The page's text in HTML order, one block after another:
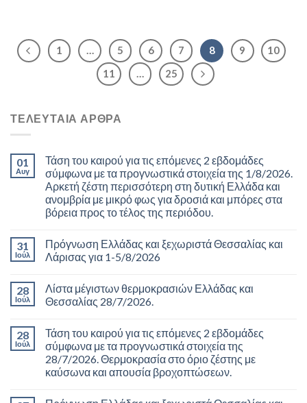
1 … 5 6 7 8 9
10
11
… 25
ΤΕΛΕΥΤΑΊΑ ΆΡΘΡΑ
01
Αυγ
Τάση του καιρού για τις επόμενες 2 εβδομάδες
σύμφωνα με τα προγνωστικά στοιχεία της 1/8/2026.
Αρκετή ζέστη περισσότερη στη δυτική Ελλάδα και
ανομβρία με μικρό φως για δροσιά και μπόρες στα
βόρεια προς το τέλος της περιόδου.
31
Ιούλ
Πρόγνωση Ελλάδας και ξεχωριστά Θεσσαλίας και
Λάρισας για 1-5/8/2026
28
Ιούλ
Λίστα μέγιστων θερμοκρασιών Ελλάδας και
Θεσσαλίας 28/7/2026.
28
Ιούλ
Τάση του καιρού για τις επόμενες 2 εβδομάδες
σύμφωνα με τα προγνωστικά στοιχεία της
28/7/2026. Θερμοκρασία στο όριο ζέστης με
καύσωνα και απουσία βροχοπτώσεων.